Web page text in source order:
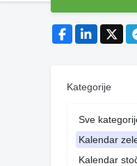
Kategorije
Sve
Kalendar
Kalendar